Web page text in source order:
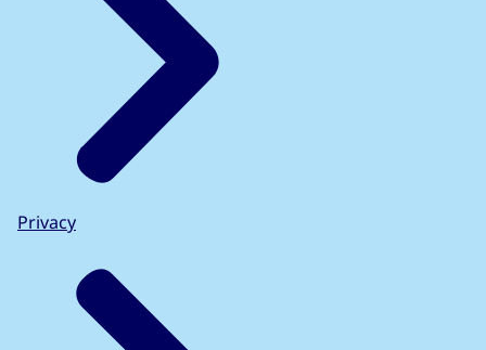
Privacy